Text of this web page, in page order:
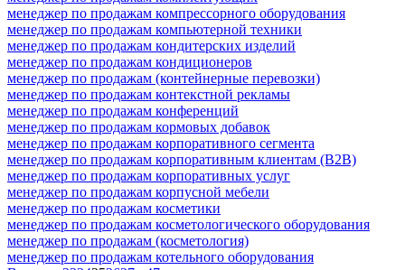
менеджер по продажам компрессорного оборудования
менеджер по продажам компьютерной техники
менеджер по продажам кондитерских изделий
менеджер по продажам кондиционеров
менеджер по продажам (контейнерные перевозки)
менеджер по продажам контекстной рекламы
менеджер по продажам конференций
менеджер по продажам кормовых добавок
менеджер по продажам корпоративного сегмента
менеджер по продажам корпоративным клиентам (B2B)
менеджер по продажам корпоративных услуг
менеджер по продажам корпусной мебели
менеджер по продажам косметики
менеджер по продажам косметологического оборудования
менеджер по продажам (косметология)
менеджер по продажам котельного оборудования